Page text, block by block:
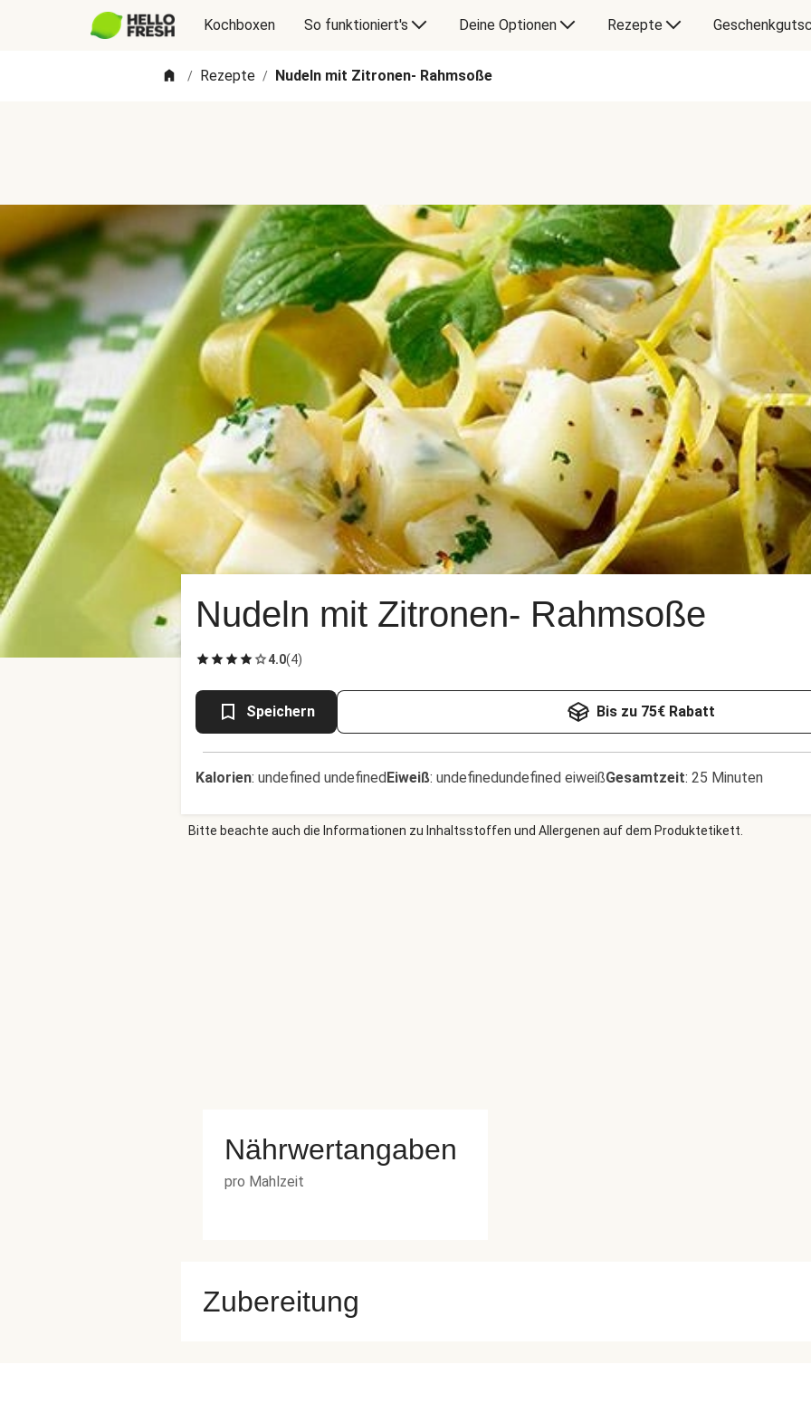
Kochboxen So funktioniert's Deine Optionen Rezepte
/ Rezepte / Nudeln mit Zitronen- Rahmsoße
Nudeln mit Zitronen- Rahmsoße
4.0(4)
Speichern Bis zu 75€ Rabatt
Kalorien: undefined undefinedEiweiß: undefinedundefined eiweißGesamtzeit: 25 Minuten
Bitte beachte auch die Informationen zu Inhaltsstoffen und Allergenen auf dem Produktetikett.
Nährwertangaben
pro Mahlzeit
Zubereitung